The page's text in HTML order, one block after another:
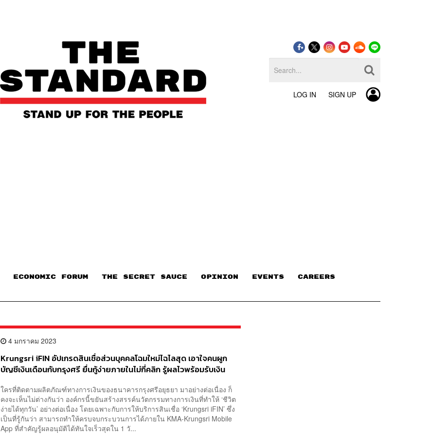
LOG IN SIGN UP
ECONOMIC FORUM THE SECRET SAUCE​ OPINION EVENTS CAREERS
4 มกราคม 2023
Krungsri iFIN อัปเกรดสินเชื่อส่วนบุคคลโฉมใหม่ไฉไลสุด เอาใจคนผูก
บัญชีเงินเดือนกับกรุงศรี ยื่นกู้ง่ายภายในไม่กี่คลิก รู้ผลไวพร้อมรับเงิน
ใครที่ติดตามผลิตภัณฑ์ทางการเงินของธนาคารกรุงศรีอยุธยา มาอย่างต่อเนื่อง ก็
คงจะเห็นไม่ต่างกันว่า องค์กรนี้ขยันสร้างสรรค์นวัตกรรมทางการเงินที่ทำให้ ‘ชีวิต
ง่ายได้ทุกวัน’ อย่างต่อเนื่อง โดยเฉพาะกับการให้บริการสินเชื่อ ‘Krungsri iFIN’ ซึ่ง
เป็นที่รู้กันว่า สามารถทำให้ครบจบกระบวนการได้ภายใน KMA-Krungsri Mobile
App ที่สำคัญรู้ผลอนุมัติได้ทันใจเร็วสุดใน 1 วั...